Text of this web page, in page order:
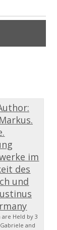
Held by 3
and